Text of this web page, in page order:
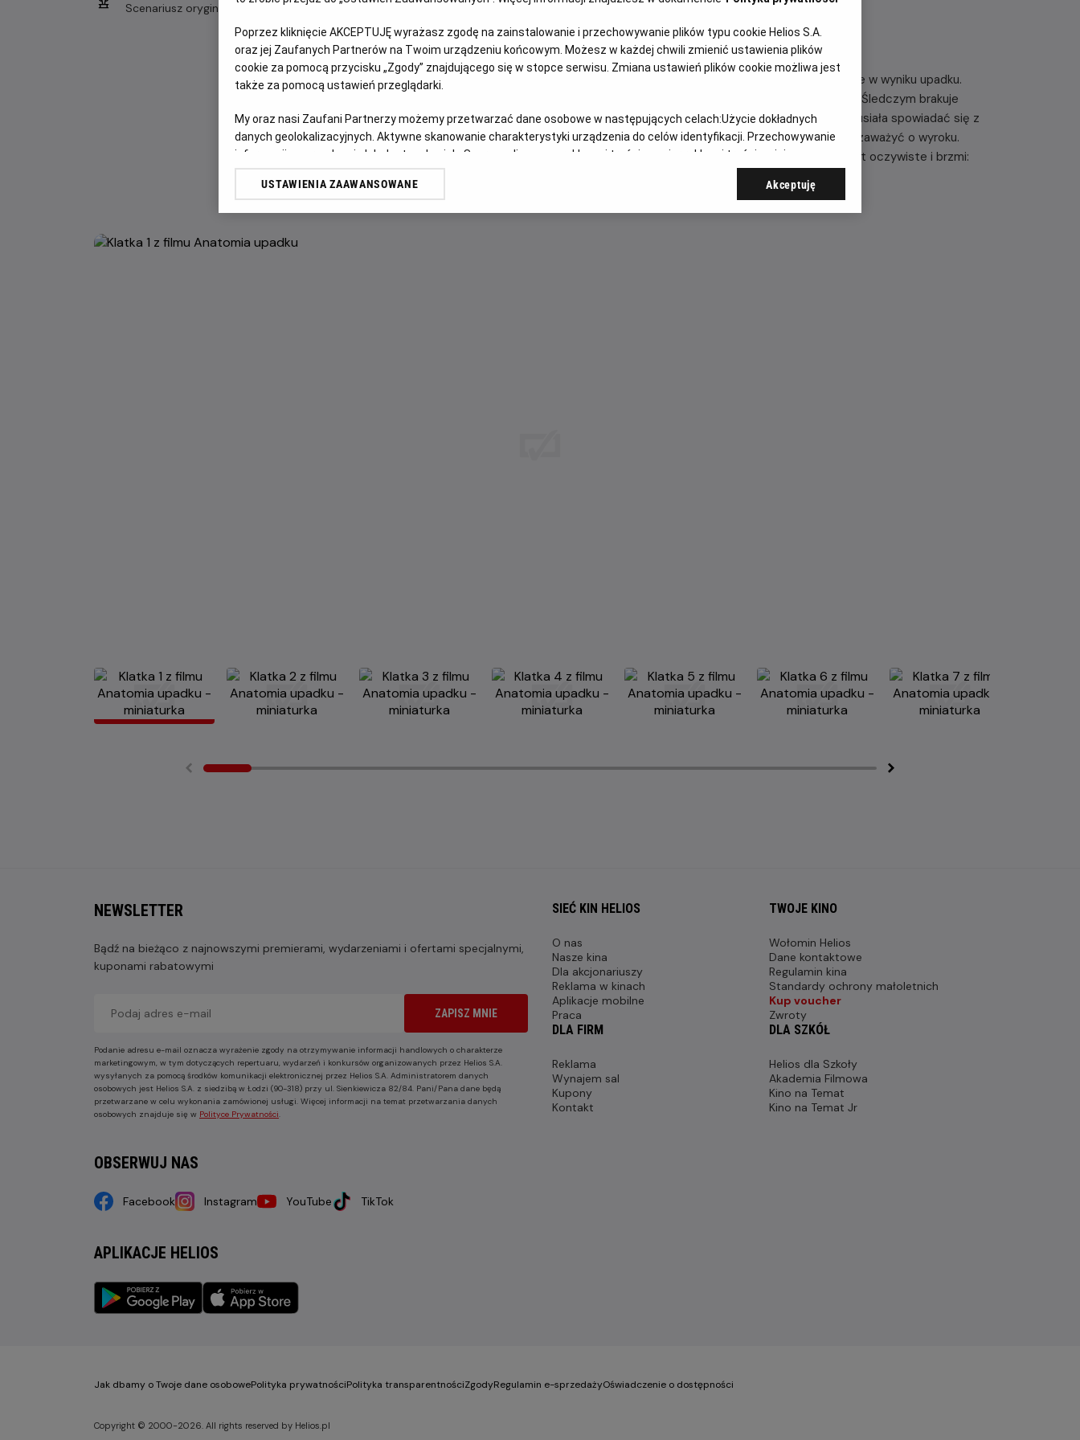
Scenariusz oryginalny
OPIS FILMU
Życie szczęśliwej rodziny we francuskich Alpach zostaje przerwane, gdy Samuel ginie w wyniku upadku.
Skoczył sam, poślizgnął się czy może z balkonu wypchnęła go Sandra, żona i matka? Śledczym brakuje
dowodów, w sprawie brakuje świadków. Na oczach opinii publicznej Sandra będzie musiała spowiadać się z
najdrobniejszych i najintymniejszych szczegółów swojego małżeństwa, które mogą zaważyć o wyroku.
Proces, który nurtuje wszystkich, toczy się również w głowach widzów, a pytanie jest oczywiste i brzmi:
"Czy to zrobiła?".
NEWSLETTER
Bądź na bieżąco z najnowszymi premierami, wydarzeniami i ofertami specjalnymi,
kuponami rabatowymi
ZAPISZ MNIE
Podanie adresu e-mail oznacza wyrażenie zgody na otrzymywanie informacji handlowych o charakterze
marketingowym, w tym dotyczących repertuaru, wydarzeń i konkursów organizowanych przez Helios S.A.
wysyłanych za pomocą środków komunikacji elektronicznej przez Helios S.A. Administratorem danych
osobowych jest Helios S.A. z siedzibą w Łodzi (90-318) przy ul. Sienkiewicza 82/84. Pani/Pana dane będą
przetwarzane w celu wykonania zamówionej usługi. Więcej informacji na temat przetwarzania danych
osobowych znajduje się w Polityce Prywatności.
OBSERWUJ NAS
Facebook Instagram YouTube TikTok
APLIKACJE HELIOS
SIEĆ KIN HELIOS
O nas
Nasze kina
Dla akcjonariuszy
Reklama w kinach
Aplikacje mobilne
Praca
TWOJE KINO
Wołomin Helios
Dane kontaktowe
Regulamin kina
Standardy ochrony małoletnich
Kup voucher
Zwroty
DLA FIRM
Reklama
Wynajem sal
Kupony
Kontakt
DLA SZKÓŁ
Helios dla Szkoły
Akademia Filmowa
Kino na Temat
Kino na Temat Jr
Jak dbamy o Twoje dane osobowePolityka prywatnościPolityka transparentnościZgodyRegulamin e-sprzedażyOświadczenie o dostępności
Copyright © 2000-2026. All rights reserved by Helios.pl
Poprzez kliknięcie AKCEPTUJĘ wyrażasz zgodę na zainstalowanie i przechowywanie plików typu cookie Helios S.A.
oraz jej Zaufanych Partnerów na Twoim urządzeniu końcowym. Możesz w każdej chwili zmienić ustawienia plików
cookie za pomocą przycisku „Zgody” znajdującego się w stopce serwisu. Zmiana ustawień plików cookie możliwa jest
także za pomocą ustawień przeglądarki.
My oraz nasi Zaufani Partnerzy możemy przetwarzać dane osobowe w następujących celach:Użycie dokładnych
danych geolokalizacyjnych. Aktywne skanowanie charakterystyki urządzenia do celów identyfikacji. Przechowywanie
informacji na urządzeniu lub dostęp do nich. Spersonalizowane reklamy i treści, pomiar reklam i treści, opinie
odbiorców i ulepszanie usług.
USTAWIENIA ZAAWANSOWANE Akceptuję